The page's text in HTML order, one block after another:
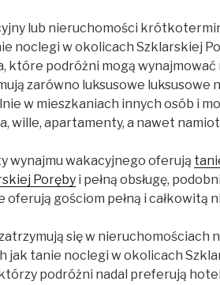
lub nieruchomości
noclegi w okolicach Szklarskiej
które podróżni mogą
zarówno luksusowe luksusowe
w mieszkaniach innych osób i
wille, apartamenty, a nawet
wynajmu wakacyjnego oferują
Poręby i pełną obsługę,
oferują gościom pełną i całkowitą
się w nieruchomościach
jak tanie noclegi w okolicach
podróżni nadal preferują